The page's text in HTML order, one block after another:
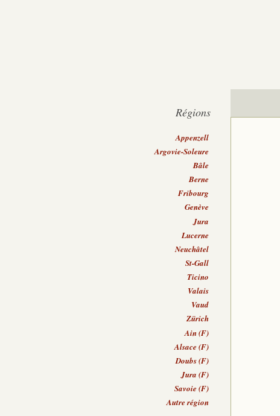
Régions
Appenzell
Argovie-Soleure
Bâle
Berne
Fribourg
Genève
Jura
Lucerne
Neuchâtel
St-Gall
Ticino
Valais
Vaud
Zürich
Ain (F)
Alsace (F)
Doubs (F)
Jura (F)
Savoie (F)
Autre région